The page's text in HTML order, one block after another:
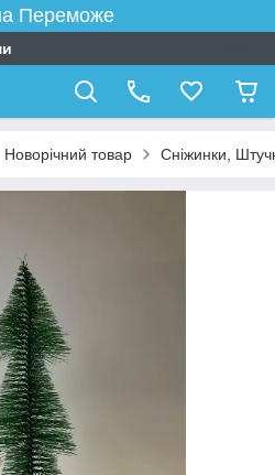
Переможе
Новорічний товар Сніжинки,